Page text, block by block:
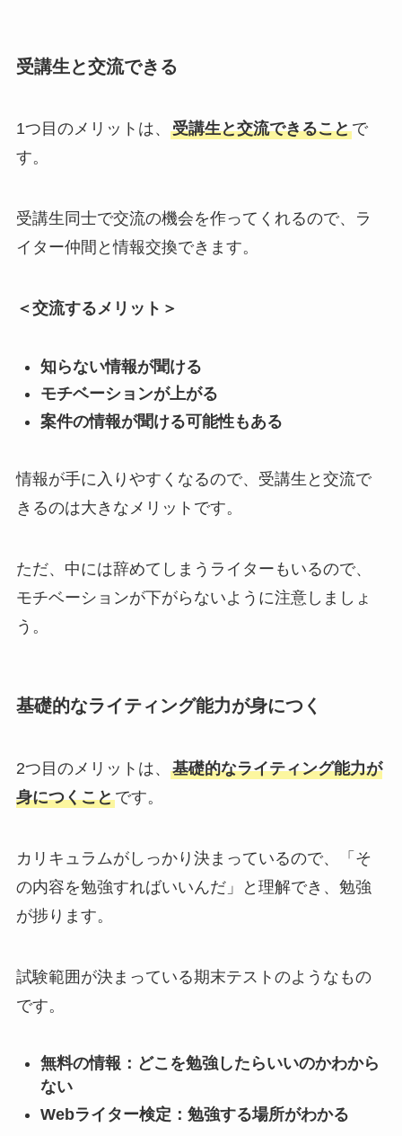
受講生と交流できる
1つ目のメリットは、 受講生と交流できることで
す。
受講生同士で交流の機会を作ってくれるので、ラ
イター仲間と情報交換できます。
＜交流するメリット＞
知らない情報が聞ける
モチベーションが上がる
案件の情報が聞ける可能性もある
情報が手に入りやすくなるので、受講生と交流で
きるのは大きなメリットです。
ただ、中には辞めてしまうライターもいるので、
モチベーションが下がらないように注意しましょ
う。
基礎的なライティング能力が身につく
2つ目のメリットは、 基礎的なライティング能力が
身につくことです。
カリキュラムがしっかり決まっているので、「そ
の内容を勉強すればいいんだ」と理解でき、勉強
が捗ります。
試験範囲が決まっている期末テストのようなもの
です。
無料の情報：どこを勉強したらいいのかわから
ない
Webライター検定：勉強する場所がわかる